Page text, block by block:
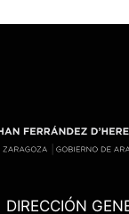
DIRECCIÓN